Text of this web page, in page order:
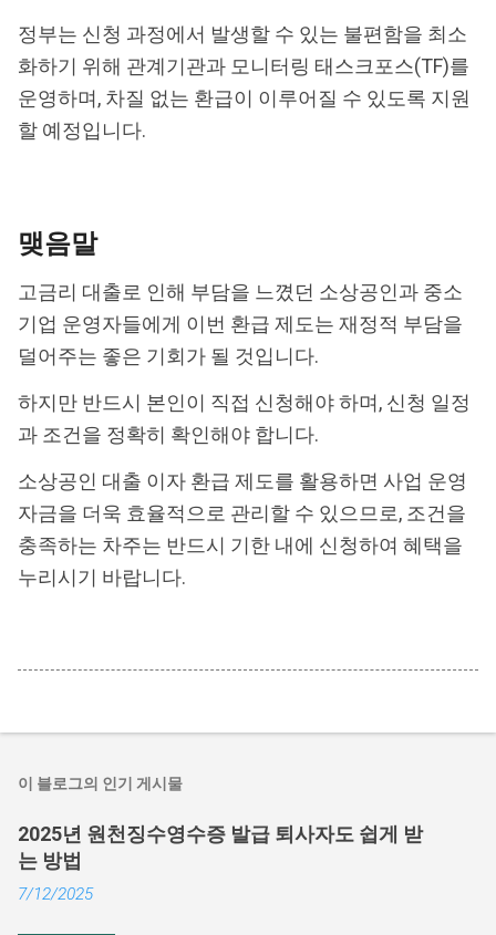
정부는 신청 과정에서 발생할 수 있는 불편함을 최소
화하기 위해 관계기관과 모니터링 태스크포스(TF)를
운영하며, 차질 없는 환급이 이루어질 수 있도록 지원
할 예정입니다.
맺음말
고금리 대출로 인해 부담을 느꼈던 소상공인과 중소
기업 운영자들에게 이번 환급 제도는 재정적 부담을
덜어주는 좋은 기회가 될 것입니다.
하지만 반드시 본인이 직접 신청해야 하며, 신청 일정
과 조건을 정확히 확인해야 합니다.
소상공인 대출 이자 환급 제도를 활용하면 사업 운영
자금을 더욱 효율적으로 관리할 수 있으므로, 조건을
충족하는 차주는 반드시 기한 내에 신청하여 혜택을
누리시기 바랍니다.
이 블로그의 인기 게시물
2025년 원천징수영수증 발급 퇴사자도 쉽게 받
는 방법
7/12/2025